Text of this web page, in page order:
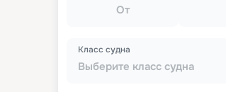
От
Выберите класс судна
Класс судна